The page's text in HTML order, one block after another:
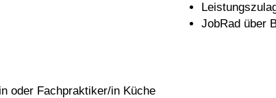
JobRad über
oder Fachpraktiker/in Küche